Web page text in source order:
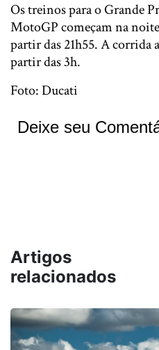
Os treinos para o Grande
MotoGP começam na
partir das 21h55. A corrida
partir das 3h.
Foto: Ducati
Deixe seu
Artigos
relacionados